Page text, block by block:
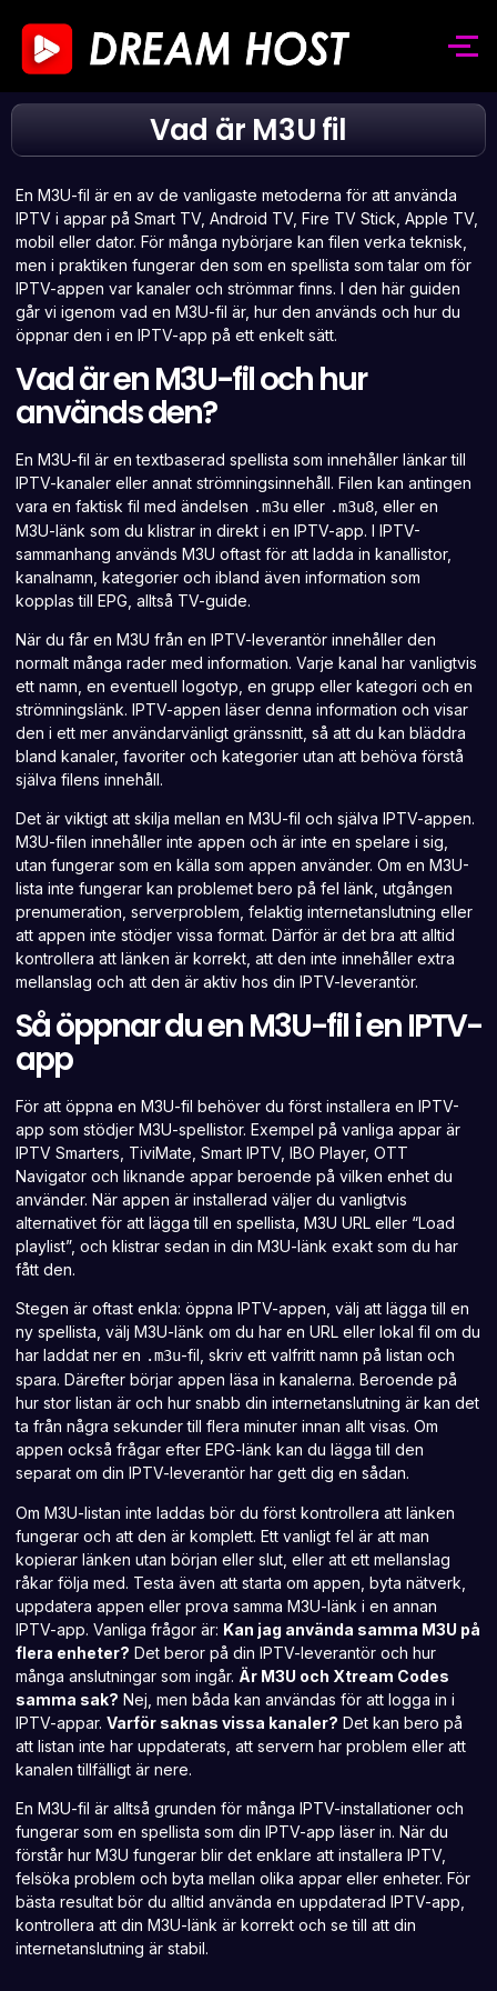
Vad är M3U fil
En M3U-fil är en av de vanligaste metoderna för att använda
IPTV i appar på Smart TV, Android TV, Fire TV Stick, Apple TV,
mobil eller dator. För många nybörjare kan filen verka teknisk,
men i praktiken fungerar den som en spellista som talar om för
IPTV-appen var kanaler och strömmar finns. I den här guiden
går vi igenom vad en M3U-fil är, hur den används och hur du
öppnar den i en IPTV-app på ett enkelt sätt.
Vad är en M3U-fil och hur
används den?
En M3U-fil är en textbaserad spellista som innehåller länkar till
IPTV-kanaler eller annat strömningsinnehåll. Filen kan antingen
vara en faktisk fil med ändelsen .m3u eller .m3u8 , eller en
M3U-länk som du klistrar in direkt i en IPTV-app. I IPTV-
sammanhang används M3U oftast för att ladda in kanallistor,
kanalnamn, kategorier och ibland även information som
kopplas till EPG, alltså TV-guide.
När du får en M3U från en IPTV-leverantör innehåller den
normalt många rader med information. Varje kanal har vanligtvis
ett namn, en eventuell logotyp, en grupp eller kategori och en
strömningslänk. IPTV-appen läser denna information och visar
den i ett mer användarvänligt gränssnitt, så att du kan bläddra
bland kanaler, favoriter och kategorier utan att behöva förstå
själva filens innehåll.
Det är viktigt att skilja mellan en M3U-fil och själva IPTV-appen.
M3U-filen innehåller inte appen och är inte en spelare i sig,
utan fungerar som en källa som appen använder. Om en M3U-
lista inte fungerar kan problemet bero på fel länk, utgången
prenumeration, serverproblem, felaktig internetanslutning eller
att appen inte stödjer vissa format. Därför är det bra att alltid
kontrollera att länken är korrekt, att den inte innehåller extra
mellanslag och att den är aktiv hos din IPTV-leverantör.
Så öppnar du en M3U-fil i en IPTV-
app
För att öppna en M3U-fil behöver du först installera en IPTV-
app som stödjer M3U-spellistor. Exempel på vanliga appar är
IPTV Smarters, TiviMate, Smart IPTV, IBO Player, OTT
Navigator och liknande appar beroende på vilken enhet du
använder. När appen är installerad väljer du vanligtvis
alternativet för att lägga till en spellista, M3U URL eller “Load
playlist”, och klistrar sedan in din M3U-länk exakt som du har
fått den.
Stegen är oftast enkla: öppna IPTV-appen, välj att lägga till en
ny spellista, välj M3U-länk om du har en URL eller lokal fil om du
har laddat ner en .m3u-fil, skriv ett valfritt namn på listan och
spara. Därefter börjar appen läsa in kanalerna. Beroende på
hur stor listan är och hur snabb din internetanslutning är kan det
ta från några sekunder till flera minuter innan allt visas. Om
appen också frågar efter EPG-länk kan du lägga till den
separat om din IPTV-leverantör har gett dig en sådan.
Om M3U-listan inte laddas bör du först kontrollera att länken
fungerar och att den är komplett. Ett vanligt fel är att man
kopierar länken utan början eller slut, eller att ett mellanslag
råkar följa med. Testa även att starta om appen , byta nätverk,
uppdatera appen eller prova samma M3U-länk i en annan
IPTV-app. Vanliga frågor är: Kan jag använda samma M3U på
flera enheter? Det beror på din IPTV-leverantör och hur
många anslutningar som ingår. Är M3U och Xtream Codes
samma sak? Nej, men båda kan användas för att logga in i
IPTV-appar. Varför saknas vissa kanaler? Det kan bero på
att listan inte har uppdaterats, att servern har problem eller att
kanalen tillfälligt är nere.
En M3U-fil är alltså grunden för många IPTV-installationer och
fungerar som en spellista som din IPTV-app läser in. När du
förstår hur M3U fungerar blir det enklare att installera IPTV,
felsöka problem och byta mellan olika appar eller enheter. För
bästa resultat bör du alltid använda en uppdaterad IPTV-app,
kontrollera att din M3U-länk är korrekt och se till att din
internetanslutning är stabil.